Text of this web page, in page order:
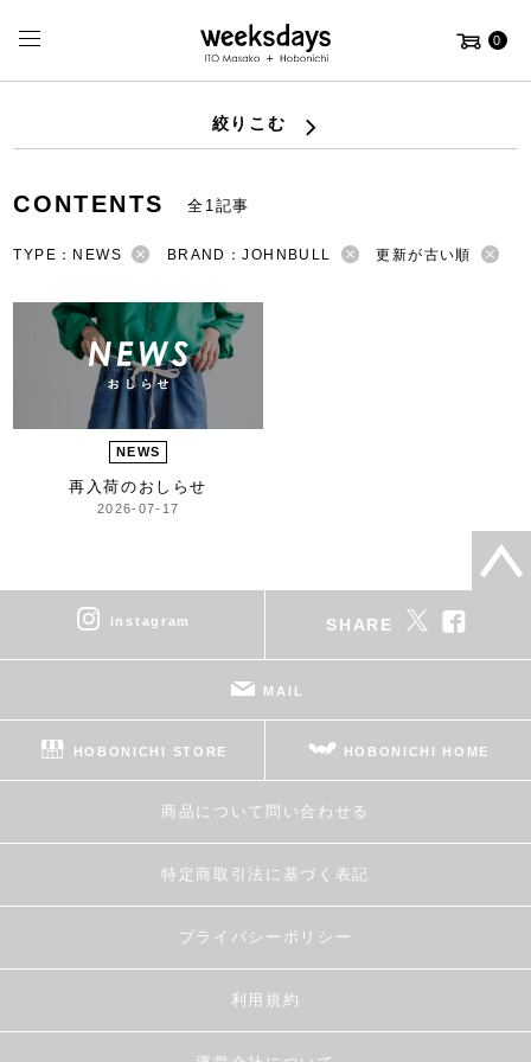
0
絞りこむ
CONTENTS 全1記事
TYPE：NEWS BRAND：JOHNBULL 更新が古い順
NEWS
再入荷のおしらせ
2026-07-17
instagram SHARE
MAIL
HOBONICHI STORE HOBONICHI HOME
商品について問い合わせる
特定商取引法に基づく表記
プライバシーポリシー
利用規約